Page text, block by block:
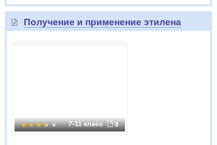
Получение и применение этилена
7-11 класс 8